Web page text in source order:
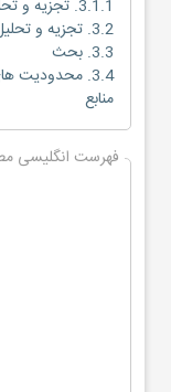
3.1.1. تجزیه و تحلیل رگرسیون و همبستگی ها
3.2. تجزیه و تحلیل تعقیبی
3.3. بحث
3.4. محدودیت های مطالعه و جهت گیری های تحقیقاتی آتی
منابع
فهرست انگلیسی